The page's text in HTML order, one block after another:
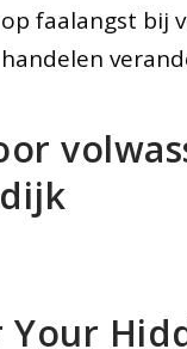
faalangst bij
Your